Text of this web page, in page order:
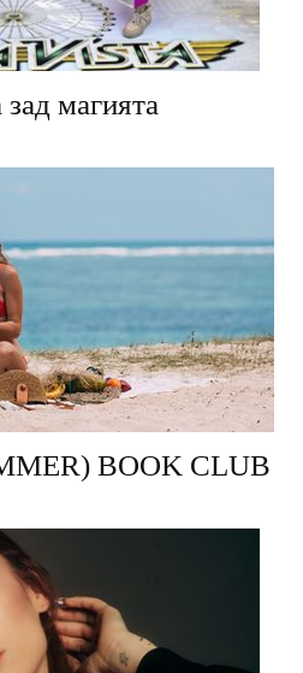
магията
BOOK CLUB